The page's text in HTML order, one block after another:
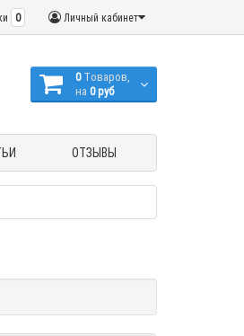
Личный кабинет
0
0 Tоваров,
на 0 руб
ОТЗЫВЫ